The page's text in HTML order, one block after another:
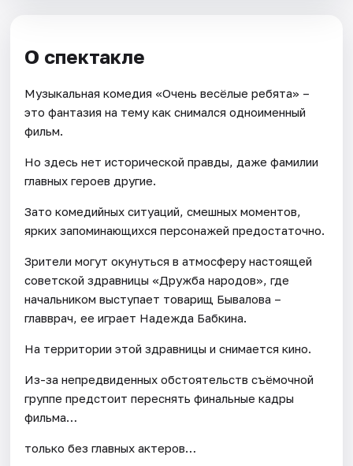
О спектакле
Музыкальная комедия «Очень весёлые ребята» –
это фантазия на тему как снимался одноименный
фильм.
Но здесь нет исторической правды, даже фамилии
главных героев другие.
Зато комедийных ситуаций, смешных моментов,
ярких запоминающихся персонажей предостаточно.
Зрители могут окунуться в атмосферу настоящей
советской здравницы «Дружба народов», где
начальником выступает товарищ Бывалова –
главврач, ее играет Надежда Бабкина.
На территории этой здравницы и снимается кино.
Из-за непредвиденных обстоятельств съёмочной
группе предстоит переснять финальные кадры
фильма…
только без главных актеров…